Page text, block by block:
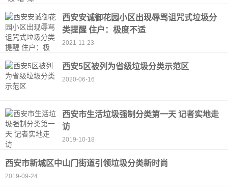
西安安诚御花园小区出现辱骂诅咒式垃圾分
类提醒 住户：极度不适
2021-11-23
西安5区被列为省级垃圾分类示范区
2020-06-16
西安市生活垃圾强制分类第一天 记者实地走
访
2019-10-18
西安市新城区中山门街道引领垃圾分类新时尚
2019-09-24